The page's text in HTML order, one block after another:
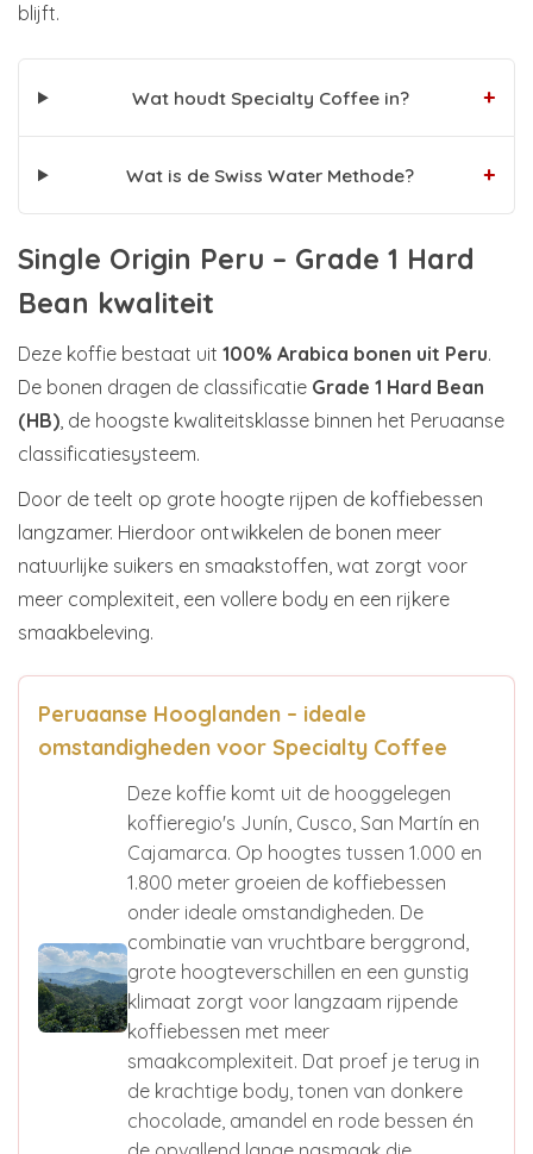
blijft.
Wat houdt Specialty Coffee in? +
Wat is de Swiss Water Methode? +
Single Origin Peru – Grade 1 Hard
Bean kwaliteit
Deze koffie bestaat uit 100% Arabica bonen uit Peru.
De bonen dragen de classificatie Grade 1 Hard Bean
(HB), de hoogste kwaliteitsklasse binnen het Peruaanse
classificatiesysteem.
Door de teelt op grote hoogte rijpen de koffiebessen
langzamer. Hierdoor ontwikkelen de bonen meer
natuurlijke suikers en smaakstoffen, wat zorgt voor
meer complexiteit, een vollere body en een rijkere
smaakbeleving.
Peruaanse Hooglanden – ideale
omstandigheden voor Specialty Coffee
Deze koffie komt uit de hooggelegen
koffieregio's Junín, Cusco, San Martín en
Cajamarca. Op hoogtes tussen 1.000 en
1.800 meter groeien de koffiebessen
onder ideale omstandigheden. De
combinatie van vruchtbare berggrond,
grote hoogteverschillen en een gunstig
klimaat zorgt voor langzaam rijpende
koffiebessen met meer
smaakcomplexiteit. Dat proef je terug in
de krachtige body, tonen van donkere
chocolade, amandel en rode bessen én